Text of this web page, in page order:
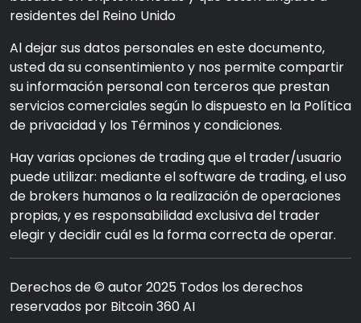
residentes del Reino Unido
Al dejar sus datos personales en este documento,
usted da su consentimiento y nos permite compartir
su información personal con terceros que prestan
servicios comerciales según lo dispuesto en la Política
de privacidad y los Términos y condiciones.
Hay varias opciones de trading que el trader/usuario
puede utilizar: mediante el software de trading, el uso
de brokers humanos o la realización de operaciones
propias, y es responsabilidad exclusiva del trader
elegir y decidir cuál es la forma correcta de operar.
Derechos de © autor 2025 Todos los derechos
reservados por Bitcoin 360 AI